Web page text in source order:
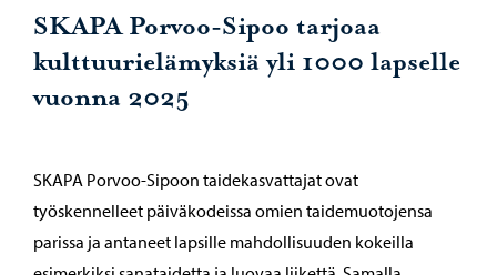
SKAPA Porvoo-Sipoo tarjoaa
kulttuurielämyksiä yli 1000 lapselle
vuonna 2025
SKAPA Porvoo-Sipoon taidekasvattajat ovat
työskennelleet päiväkodeissa omien taidemuotojensa
parissa ja antaneet lapsille mahdollisuuden kokeilla